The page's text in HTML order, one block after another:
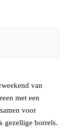
van
met een
voor
gezellige borrels.